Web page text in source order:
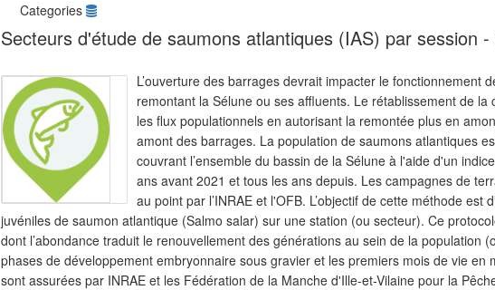
Categories
Secteurs d'étude de saumons atlantiques (IAS) par session
L’ouverture des barrages devrait impacter le fonctionnement
remontant la Sélune ou ses affluents. Le rétablissement de
les flux populationnels en autorisant la remontée plus en
amont des barrages. La population de saumons atlantiques
couvrant l’ensemble du bassin de la Sélune à l'aide d'un
ans avant 2021 et tous les ans depuis. Les campagnes de
au point par l’INRAE et l'OFB. L’objectif de cette méthode est
juvéniles de saumon atlantique (Salmo salar) sur une station (ou secteur). Ce
dont l’abondance traduit le renouvellement des générations au sein de la population
phases de développement embryonnaire sous gravier et les premiers mois de vie en
sont assurées par INRAE et les Fédération de la Manche d'Ille-et-Vilaine pour la